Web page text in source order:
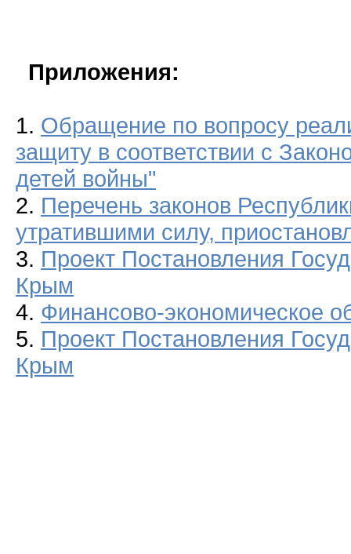
Приложения:
1. Обращение по вопросу
защиту в соответствии с
детей войны"
2. Перечень законов
утратившими силу,
3. Проект Постановления
Крым
4. Финансово-экономическое
5. Проект Постановления
Крым